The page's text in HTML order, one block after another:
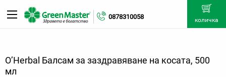
0878310058 количка
O’Herbal Балсам за заздравяване на косата, 500
мл